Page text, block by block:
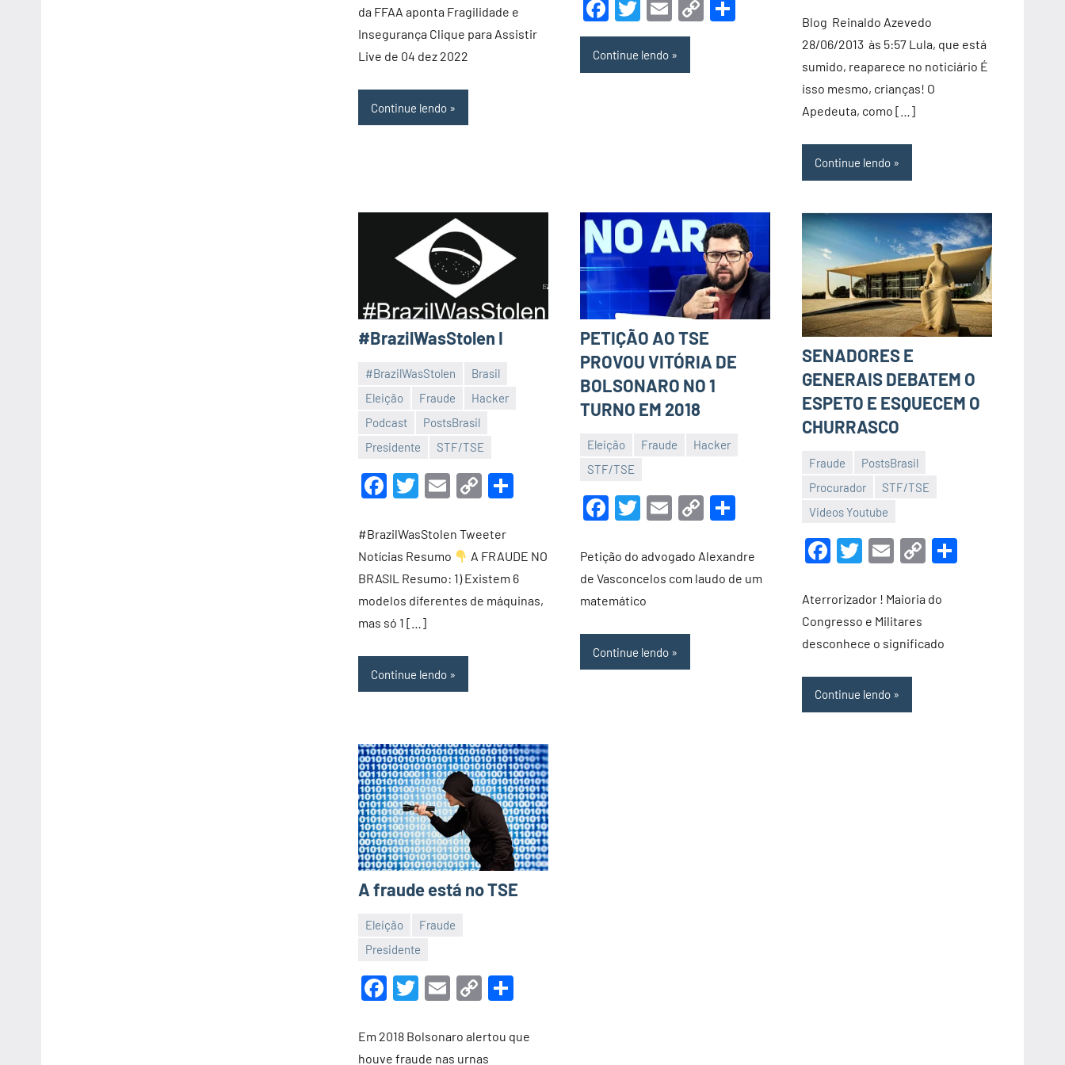
da FFAA aponta Fragilidade e
Insegurança Clique para Assistir
Live de 04 dez 2022
Continue lendo
novembro
2022
Facebook
Twitter
EmailCopy
Continue lendo
2022
Blog Reinaldo Azevedo
28/06/2013 às 5:57 Lula, que está
sumido, reaparece no noticiário É
isso mesmo, crianças! O
Apedeuta, como […]
Continue lendo
#BrazilWasStolen I
#BrazilWasStolen
Brasil
Eleição
Fraude
Hacker
Podcast
PostsBrasil
Presidente
STF/TSE
de
de
2022
Luis
Garrett
Facebook
Twitter
Email
Copy
#BrazilWasStolen Tweeter
Notícias Resumo
A FRAUDE NO
BRASIL Resumo: 1) Existem 6
modelos diferentes de máquinas,
mas só 1 […]
Continue lendo
PETIÇÃO AO TSE
PROVOU VITÓRIA DE
BOLSONARO NO 1
TURNO EM 2018
Eleição Fraude
Hacker
STF/TSE
23
julho
2022
Luis
Facebook
Twitter
Email
CopyShare
Petição do advogado Alexandre
de Vasconcelos com laudo de um
matemático
Continue lendo
SENADORES E
GENERAIS DEBATEM O
ESPETO E ESQUECEM O
CHURRASCO
Fraude
PostsBrasil
Procurador
STF/TSE
Videos Youtube
de
julho
de
Garrett
Facebook
Twitter
Email
CopyShare
Aterrorizador ! Maioria do
Congresso e Militares
desconhece o significado
Continue lendo
A fraude está no TSE
Eleição
Fraude
Presidente
31
maio
2022
Malu
Facebook
Twitter
EmailCopy
Em 2018 Bolsonaro alertou que
houve fraude nas urnas